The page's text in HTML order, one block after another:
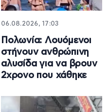
06.08.2026, 17:03
Πολωνία: Λουόμενοι
στήνουν ανθρώπινη
αλυσίδα για να βρουν
2χρονο που χάθηκε